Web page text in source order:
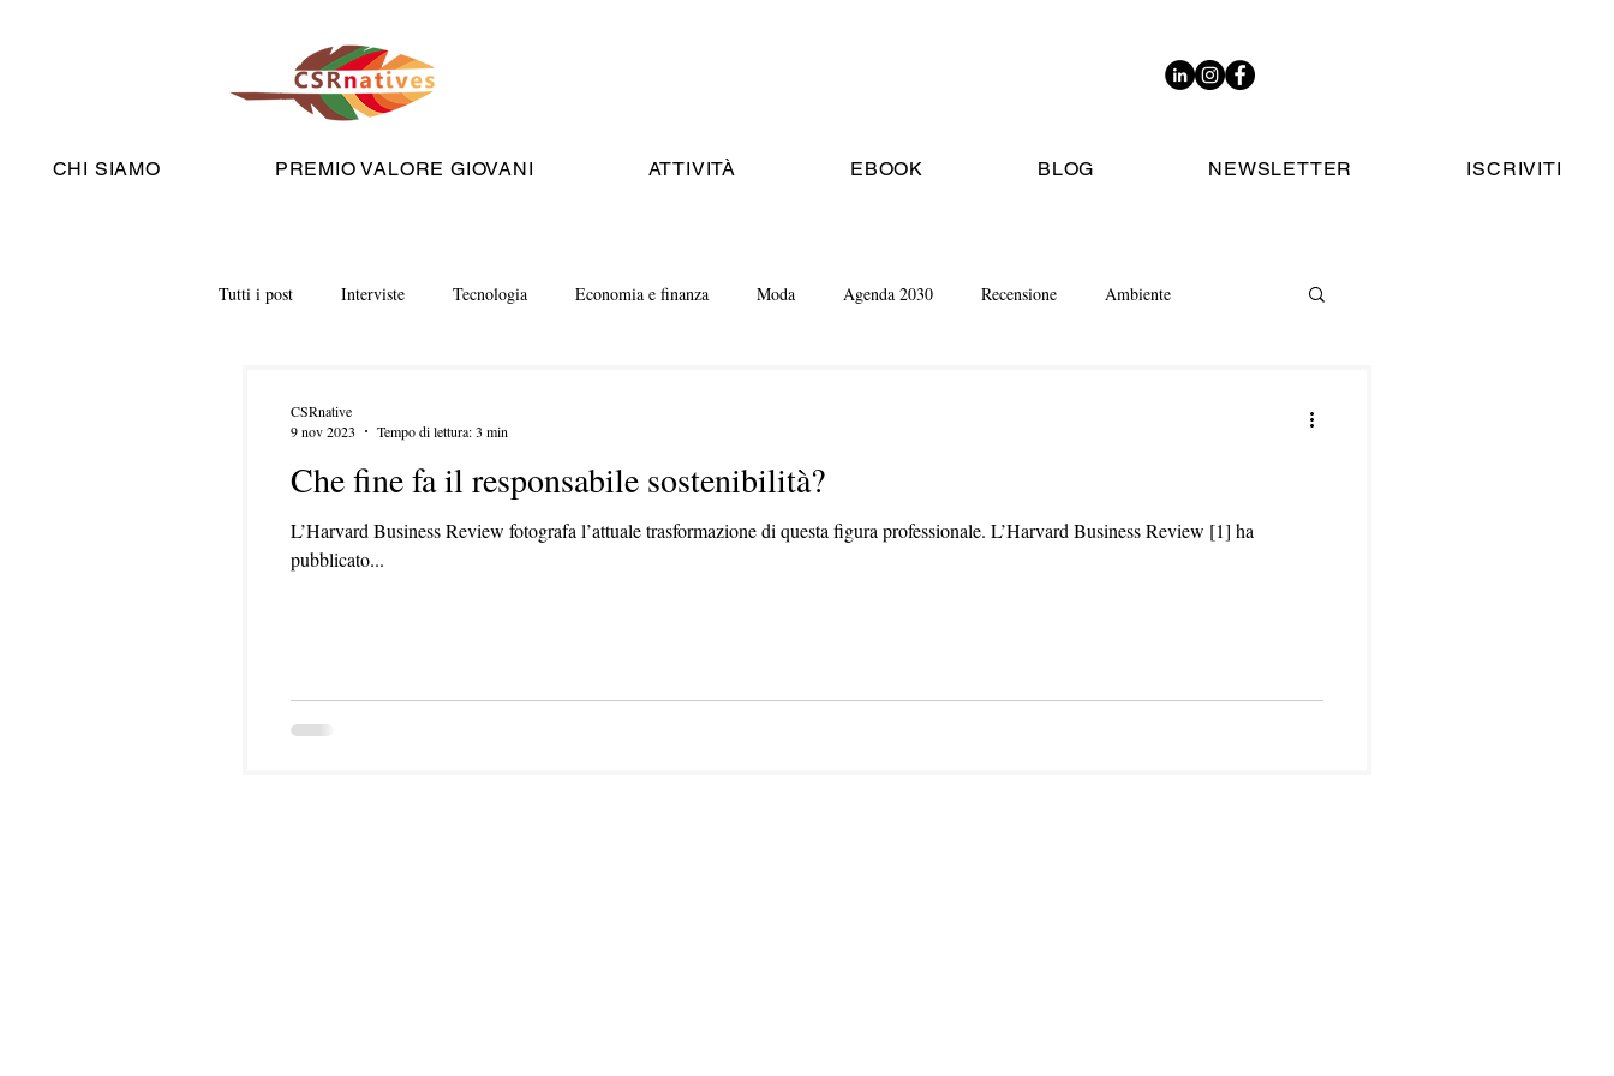
CHI SIAMO PREMIO VALORE GIOVANI ATTIVITÀ EBOOK BLOG NEWSLETTER ISCRIVITI
Tutti i post Interviste Tecnologia Economia e finanza Moda Agenda 2030 Recensione Ambiente
Che fine fa il responsabile sostenibilità?
L’Harvard Business Review fotografa l’attuale trasformazione di questa figura professionale. L’Harvard Business Review [1] ha
pubblicato...
CSRnative
9 nov 2023
Tempo di lettura: 3 min